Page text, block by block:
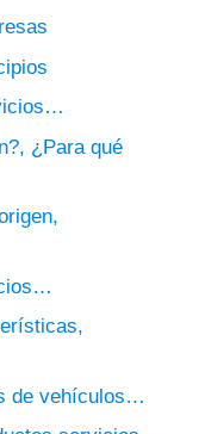
¿Para qué
de vehículos…